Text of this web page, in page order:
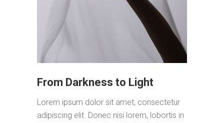
From Darkness to Light
Lorem ipsum dolor sit amet, consectetur
adipiscing elit. Donec nisi lorem, lobortis in